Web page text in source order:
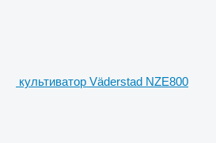
культиватор Väderstad NZE800